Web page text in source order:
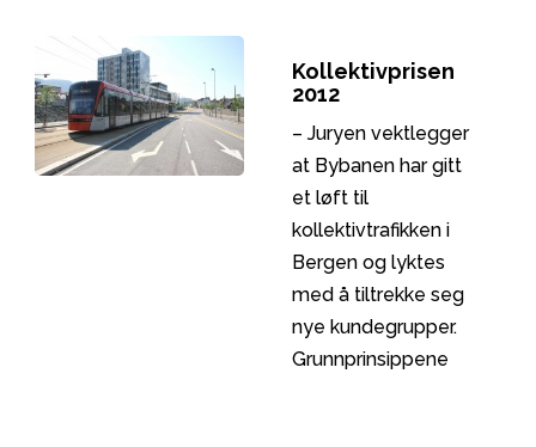
kan oppdrive.
Kollektivprisen
2012
– Juryen vektlegger
at Bybanen har gitt
et løft til
kollektivtrafikken i
Bergen og lyktes
med å tiltrekke seg
nye kundegrupper.
Grunnprinsippene